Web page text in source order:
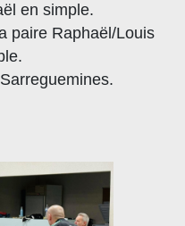
en simple.
paire Raphaël/Louis